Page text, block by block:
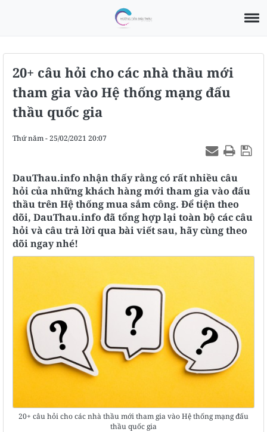
20+ câu hỏi cho các nhà thầu mới
tham gia vào Hệ thống mạng đấu
thầu quốc gia
Thứ năm - 25/02/2021 20:07
DauThau.info nhận thấy rằng có rất nhiều câu
hỏi của những khách hàng mới tham gia vào đấu
thầu trên Hệ thống mua sắm công. Để tiện theo
dõi, DauThau.info đã tổng hợp lại toàn bộ các câu
hỏi và câu trả lời qua bài viết sau, hãy cùng theo
dõi ngay nhé!
20+ câu hỏi cho các nhà thầu mới tham gia vào Hệ thống mạng đấu
thầu quốc gia